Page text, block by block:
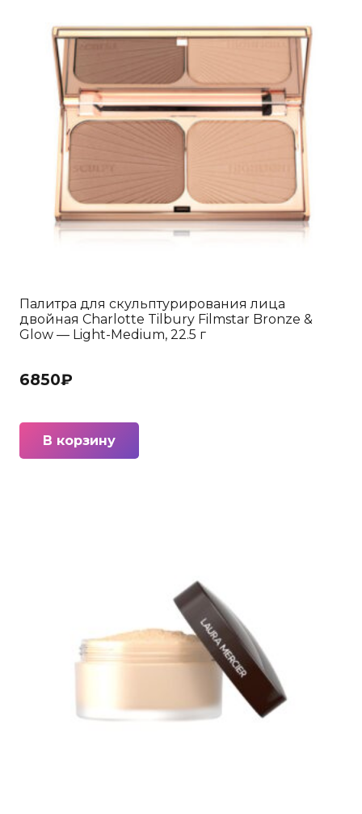
Палитра для скульптурирования лица
двойная Charlotte Tilbury Filmstar Bronze &
Glow — Light-Medium, 22.5 г
6850₽
В корзину